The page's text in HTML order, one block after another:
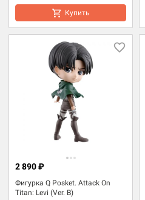
Купить
Фигурка Q Posket. Attack On
Titan: Levi (Ver. B)
2 890 ₽